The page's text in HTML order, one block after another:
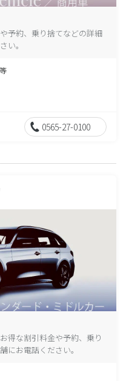
予約、乗り捨てなどの詳細
い。
0565-27-0100
得な割引料金や予約、乗り
にお電話ください。